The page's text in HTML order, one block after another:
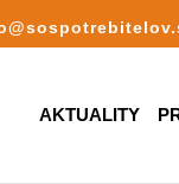
AKTUALITY